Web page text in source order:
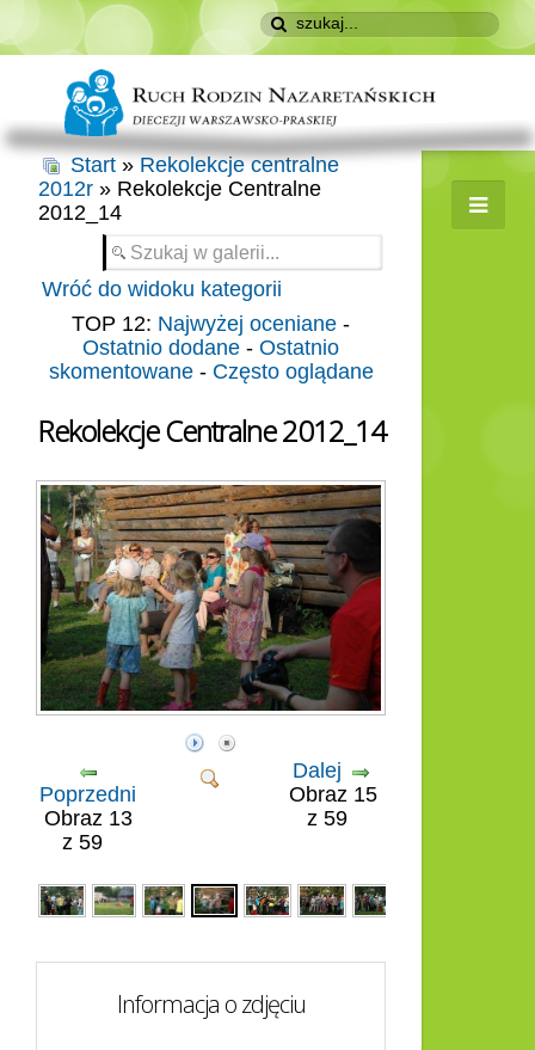
Start » Rekolekcje centralne
2012r » Rekolekcje Centralne
2012_14
Wróć do widoku kategorii
TOP 12: Najwyżej oceniane -
Ostatnio dodane - Ostatnio
skomentowane- Często oglądane
Rekolekcje Centralne 2012_14
Poprzedni
Obraz 13
z 59
Dalej
Obraz 15
z 59
Informacja o zdjęciu